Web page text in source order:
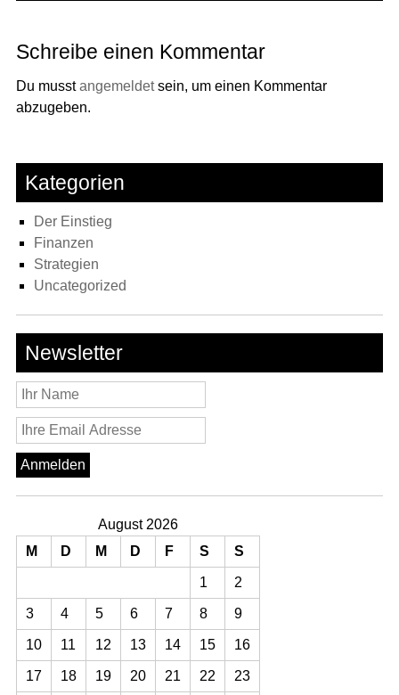
Schreibe einen Kommentar
Du musstangemeldetsein, um einen Kommentar
abzugeben.
Kategorien
Der Einstieg
Finanzen
Strategien
Uncategorized
Newsletter
August 2026
M
D M D F S S
1 2
3 4 5 6 7 8 9
10 11 12 13 14 15 16
17 18 19 20 21 22 23